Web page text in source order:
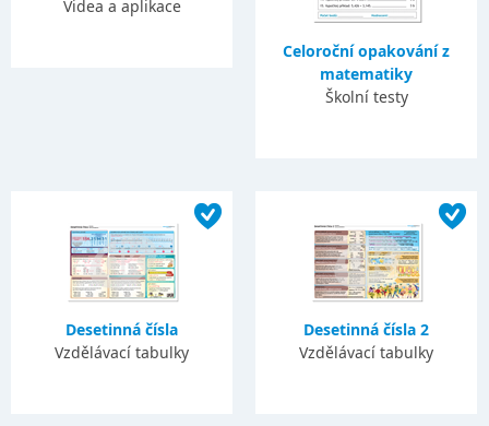
Videa a aplikace
Celoroční opakování z
matematiky
Školní testy
Desetinná čísla
Vzdělávací tabulky
Desetinná čísla 2
Vzdělávací tabulky